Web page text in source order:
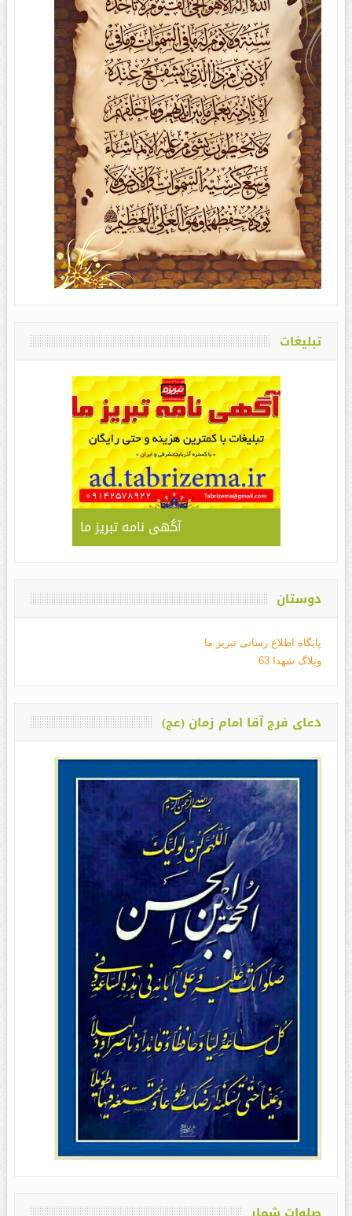
تبلیغات
آگهی نامه تبریز ما
دوستان
پایگاه اطلاع رسانی تبریز ما
وبلاگ شهدا 63
دعای فرج آقا امام زمان (عج)